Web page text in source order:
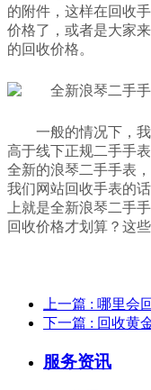
的附件，这样在回收
价格了，或者是大家
的回收价格。
一般的情况下，
高于线下正规二手手
全新的浪琴二手手表
我们网站回收手表的
上就是全新浪琴二手
回收价格才划算？这
上一篇 : 哪里会
下一篇 : 回收黄
服务资讯